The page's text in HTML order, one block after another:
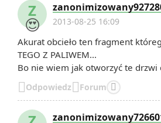
Z
😍 2013-08-25 16:09
Akurat obcieło ten fragment
TEGO Z PALIWEM...
Bo nie wiem jak otworzyć te drzwi
OdpowiedzForum 